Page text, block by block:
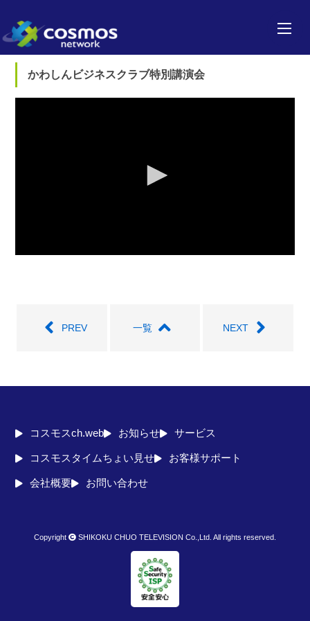
かわしんビジネスクラブ特別講演会
PREV 一覧 NEXT
コスモスch.web お知らせ サービス
コスモスタイムちょい見せ お客様サポート
会社概要 お問い合わせ
Copyright SHIKOKU CHUO TELEVISION Co.,Ltd. All rights reserved.